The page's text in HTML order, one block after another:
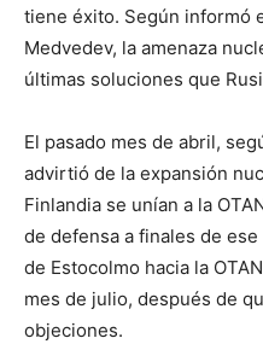
tiene éxito. Según informó
Medvedev, la amenaza
últimas soluciones que
El pasado mes de abril,
advirtió de la expansión
Finlandia se unían a la
de defensa a finales de
de Estocolmo hacia la
mes de julio, después de
objeciones.